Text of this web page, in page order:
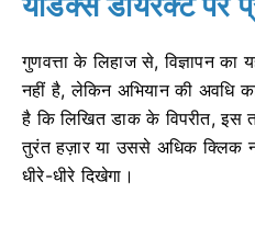
गुणवत्ता के लिहाज से, विज्ञापन
नहीं है, लेकिन अभियान की अवधि
है कि लिखित डाक के विपरीत, इस
तुरंत हज़ार या उससे अधिक क्लिक
धीरे-धीरे दिखेगा।